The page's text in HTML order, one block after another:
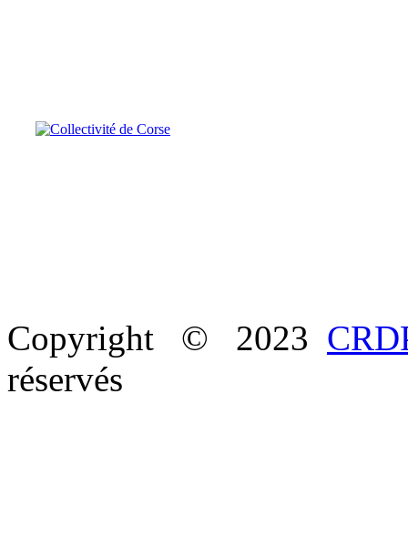
Copyright © 2023
réservés